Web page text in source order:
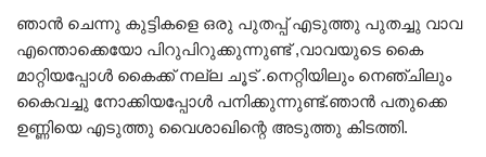
ഞാൻ ചെന്നു കുട്ടികളെ ഒരു പുതപ്പ് എടുത്തു പുതച്ചു വാവ
എന്തൊക്കെയോ പിറുപിറുക്കുന്നുണ്ട് ,വാവയുടെ കൈ
മാറ്റിയപ്പോൾ കൈക്ക് നല്ല ചൂട് .നെറ്റിയിലും നെഞ്ചിലും
കൈവച്ചു നോക്കിയപ്പോൾ പനിക്കുന്നുണ്ട്‌.ഞാൻ പതുക്കെ
ഉണ്ണിയെ എടുത്തു വൈശാഖിന്റെ അടുത്തു കിടത്തി.